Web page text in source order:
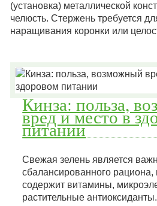
(установка) металлической
челюсть. Стержень требуется
наращивания коронки или
Кинза: польза,
вред и место в
питании
Свежая зелень является
сбалансированного рациона,
содержит витамины,
растительные